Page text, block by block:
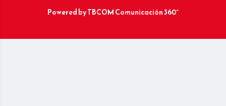
Powered byTBCOM Comunicación 360°